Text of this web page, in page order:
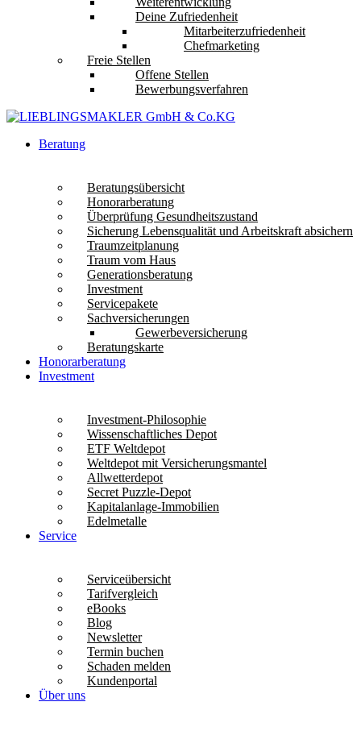
Deine Zufriedenheit
Mitarbeiterzufriedenheit
Chefmarketing
Freie Stellen
Offene Stellen
Bewerbungsverfahren
Beratung
Beratungsübersicht
Honorarberatung
Überprüfung Gesundheitszustand
Sicherung Lebensqualität und Arbeitskraft absichern
Traumzeitplanung
Traum vom Haus
Generationsberatung
Investment
Servicepakete
Sachversicherungen
Gewerbeversicherung
Beratungskarte
Honorarberatung
Investment
Investment-Philosophie
Wissenschaftliches Depot
ETF Weltdepot
Weltdepot mit Versicherungsmantel
Allwetterdepot
Secret Puzzle-Depot
Kapitalanlage-Immobilien
Edelmetalle
Service
Serviceübersicht
Tarifvergleich
eBooks
Blog
Newsletter
Termin buchen
Schaden melden
Kundenportal
Über uns